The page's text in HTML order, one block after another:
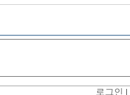
로그인 |